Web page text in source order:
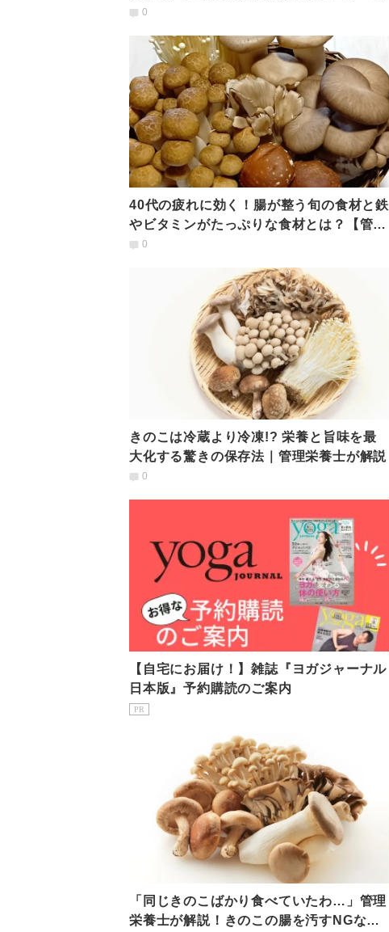
材組み合わせ」
0
40代の疲れに効く！腸が整う旬の食材と鉄
やビタミンがたっぷりな食材とは？【管理
栄養士が解説】
0
きのこは冷蔵より冷凍!? 栄養と旨味を最
大化する驚きの保存法｜管理栄養士が解説
0
【自宅にお届け！】雑誌『ヨガジャーナル
日本版』予約購読のご案内
PR
「同じきのこばかり食べていたわ…」管理
栄養士が解説！きのこの腸を汚すNGな食